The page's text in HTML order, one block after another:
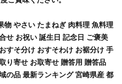
物 やさい たまねぎ 肉料理 魚料理
せ お祝い 誕生日 記念日 ご褒美
すそ分け おすそわけ お裾分け 手
り寄せ お取寄せ 贈答用 贈答品
の品 最新ランキング 宮崎県産 都